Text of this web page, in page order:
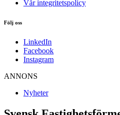
Vår integritetspolicy
Följ oss
LinkedIn
Facebook
Instagram
ANNONS
Nyheter